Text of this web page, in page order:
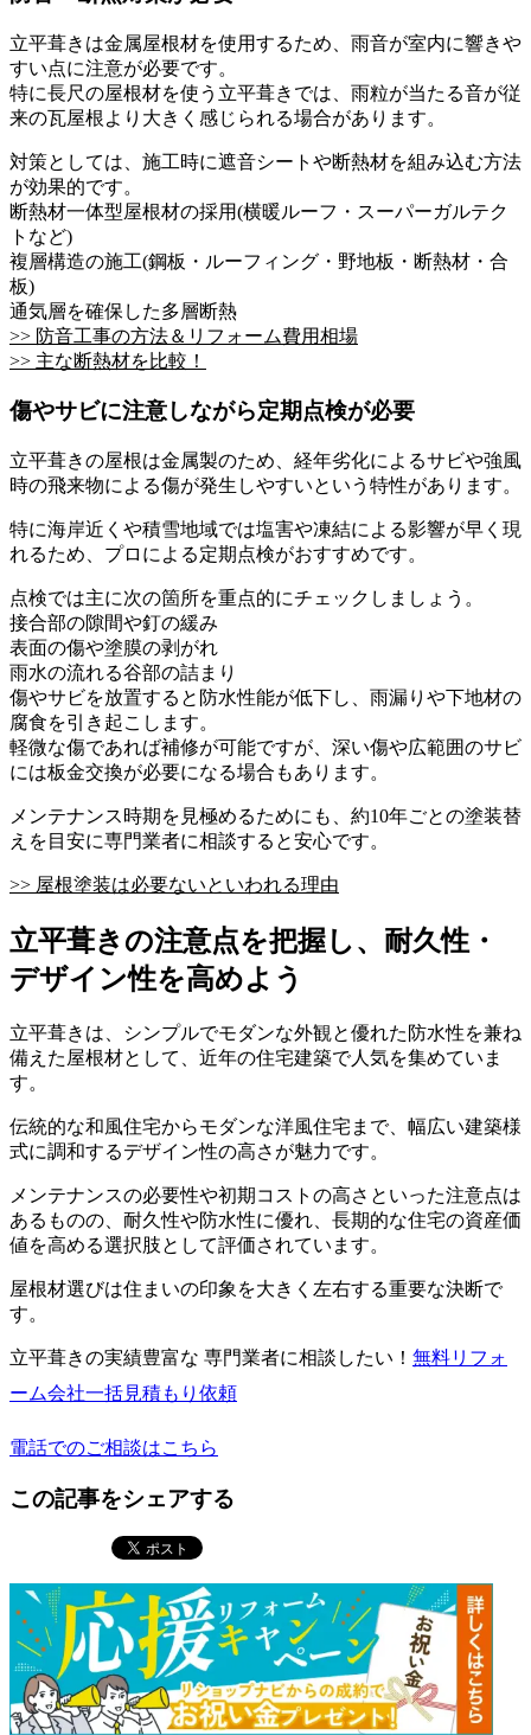
立平葺きは金属屋根材を使用するため、雨音が室内に響きや
すい点に注意が必要です。
特に長尺の屋根材を使う立平葺きでは、雨粒が当たる音が従
来の瓦屋根より大きく感じられる場合があります。
対策としては、施工時に遮音シートや断熱材を組み込む方法
が効果的です。
断熱材一体型屋根材の採用(横暖ルーフ・スーパーガルテク
トなど)
複層構造の施工(鋼板・ルーフィング・野地板・断熱材・合
板)
通気層を確保した多層断熱
>> 防音工事の方法＆リフォーム費用相場
>> 主な断熱材を比較！
傷やサビに注意しながら定期点検が必要
立平葺きの屋根は金属製のため、経年劣化によるサビや強風
時の飛来物による傷が発生しやすいという特性があります。
特に海岸近くや積雪地域では塩害や凍結による影響が早く現
れるため、プロによる定期点検がおすすめです。
点検では主に次の箇所を重点的にチェックしましょう。
接合部の隙間や釘の緩み
表面の傷や塗膜の剥がれ
雨水の流れる谷部の詰まり
傷やサビを放置すると防水性能が低下し、雨漏りや下地材の
腐食を引き起こします。
軽微な傷であれば補修が可能ですが、深い傷や広範囲のサビ
には板金交換が必要になる場合もあります。
メンテナンス時期を見極めるためにも、約10年ごとの塗装替
えを目安に専門業者に相談すると安心です。
>> 屋根塗装は必要ないといわれる理由
立平葺きの注意点を把握し、耐久性・
デザイン性を高めよう
立平葺きは、シンプルでモダンな外観と優れた防水性を兼ね
備えた屋根材として、近年の住宅建築で人気を集めていま
す。
伝統的な和風住宅からモダンな洋風住宅まで、幅広い建築様
式に調和するデザイン性の高さが魅力です。
メンテナンスの必要性や初期コストの高さといった注意点は
あるものの、耐久性や防水性に優れ、長期的な住宅の資産価
値を高める選択肢として評価されています。
屋根材選びは住まいの印象を大きく左右する重要な決断で
す。
立平葺きの実績豊富な 専門業者に相談したい！ 無料リフォ
ーム会社一括見積もり依頼
電話でのご相談はこちら
この記事をシェアする